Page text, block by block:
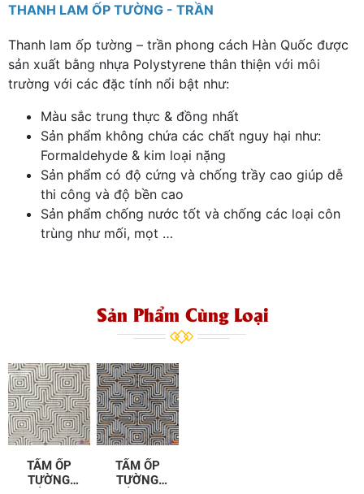
THANH LAM ỐP TƯỜNG - TRẦN
Thanh lam ốp tường – trần phong cách Hàn Quốc được
sản xuất bằng nhựa Polystyrene thân thiện với môi
trường với các đặc tính nổi bật như:
Màu sắc trung thực & đồng nhất
Sản phẩm không chứa các chất nguy hại như:
Formaldehyde & kim loại nặng
Sản phẩm có độ cứng và chống trầy cao giúp dễ
thi công và độ bền cao
Sản phẩm chống nước tốt và chống các loại côn
trùng như mối, mọt …
Sản Phẩm Cùng Loại
TẤM ỐP
TƯỜNG
TẤM ỐP
TƯỜNG